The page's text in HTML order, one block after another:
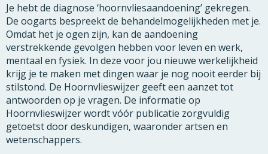
Je hebt de diagnose ‘hoornvliesaandoening’ gekregen.
De oogarts bespreekt de behandelmogelijkheden met je.
Omdat het je ogen zijn, kan de aandoening
verstrekkende gevolgen hebben voor leven en werk,
mentaal en fysiek. In deze voor jou nieuwe werkelijkheid
krijg je te maken met dingen waar je nog nooit eerder bij
stilstond. De Hoornvlieswijzer geeft een aanzet tot
antwoorden op je vragen. De informatie op
Hoornvlieswijzer wordt vóór publicatie zorgvuldig
getoetst door deskundigen, waaronder artsen en
wetenschappers.